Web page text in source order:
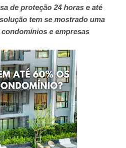
de proteção 24 horas e até
tem se mostrado uma
e empresas